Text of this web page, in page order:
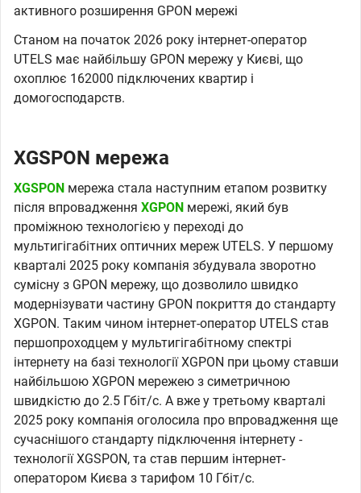
активного розширення GPON мережі
Станом на початок 2026 року інтернет-оператор
UTELS має найбільшу GPON мережу у Києві, що
охоплює 162000 підключених квартир і
домогосподарств.
XGSPON мережа
XGSPON мережа стала наступним етапом розвитку
після впровадження XGPON мережі, який був
проміжною технологією у переході до
мультигігабітних оптичних мереж UTELS. У першому
кварталі 2025 року компанія збудувала зворотно
сумісну з GPON мережу, що дозволило швидко
модернізувати частину GPON покриття до стандарту
XGPON. Таким чином інтернет-оператор UTELS став
першопроходцем у мультигігабітному спектрі
інтернету на базі технології XGPON при цьому ставши
найбільшою XGPON мережею з симетричною
швидкістю до 2.5 Гбіт/с. А вже у третьому кварталі
2025 року компанія оголосила про впровадження ще
сучаснішого стандарту підключення інтернету -
технології XGSPON, та став першим інтернет-
оператором Києва з тарифом 10 Гбіт/с.